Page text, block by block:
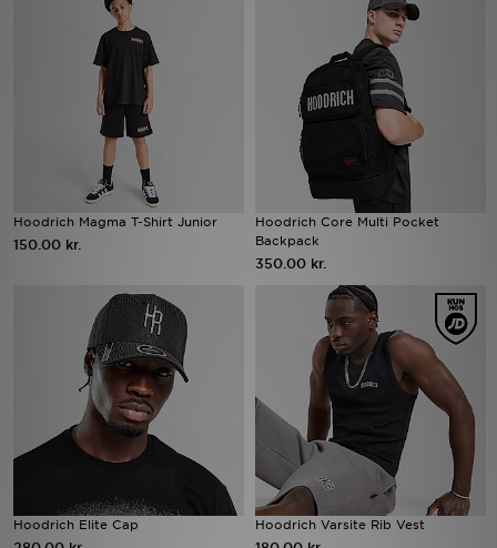
Hoodrich Magma T-Shirt Junior
150.00 kr.
Hoodrich Core Multi Pocket
Backpack
350.00 kr.
Hoodrich Elite Cap Hoodrich Varsite Rib Vest
Mine beskeder
Hjælp & information